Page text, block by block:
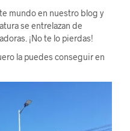
mundo en nuestro blog y
se entrelazan de
¡No te lo pierdas!
la puedes conseguir en